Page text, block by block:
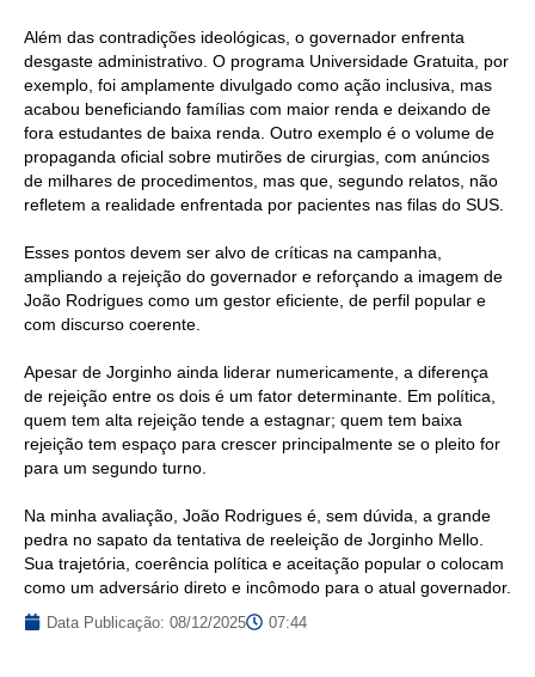
Além das contradições ideológicas, o governador enfrenta
desgaste administrativo. O programa Universidade Gratuita, por
exemplo, foi amplamente divulgado como ação inclusiva, mas
acabou beneficiando famílias com maior renda e deixando de
fora estudantes de baixa renda. Outro exemplo é o volume de
propaganda oficial sobre mutirões de cirurgias, com anúncios
de milhares de procedimentos, mas que, segundo relatos, não
refletem a realidade enfrentada por pacientes nas filas do SUS.
Esses pontos devem ser alvo de críticas na campanha,
ampliando a rejeição do governador e reforçando a imagem de
João Rodrigues como um gestor eficiente, de perfil popular e
com discurso coerente.
Apesar de Jorginho ainda liderar numericamente, a diferença
de rejeição entre os dois é um fator determinante. Em política,
quem tem alta rejeição tende a estagnar; quem tem baixa
rejeição tem espaço para crescer principalmente se o pleito for
para um segundo turno.
Na minha avaliação, João Rodrigues é, sem dúvida, a grande
pedra no sapato da tentativa de reeleição de Jorginho Mello.
Sua trajetória, coerência política e aceitação popular o colocam
como um adversário direto e incômodo para o atual governador.
Data Publicação: 08/12/2025 07:44